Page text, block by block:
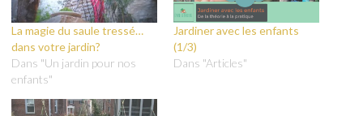
La magie du saule tressé…
dans votre jardin?
Dans "Un jardin pour nos
enfants"
Jardiner avec les enfants
(1/3)
Dans "Articles"